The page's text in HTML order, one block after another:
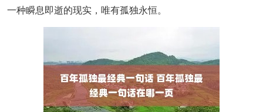
一种瞬息即逝的现实，唯有孤独永恒。